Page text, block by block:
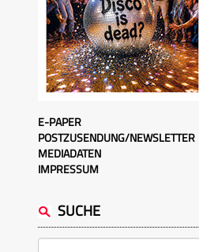
E-PAPER
POSTZUSENDUNG/NEWSLETTER
MEDIADATEN
IMPRESSUM
SUCHE